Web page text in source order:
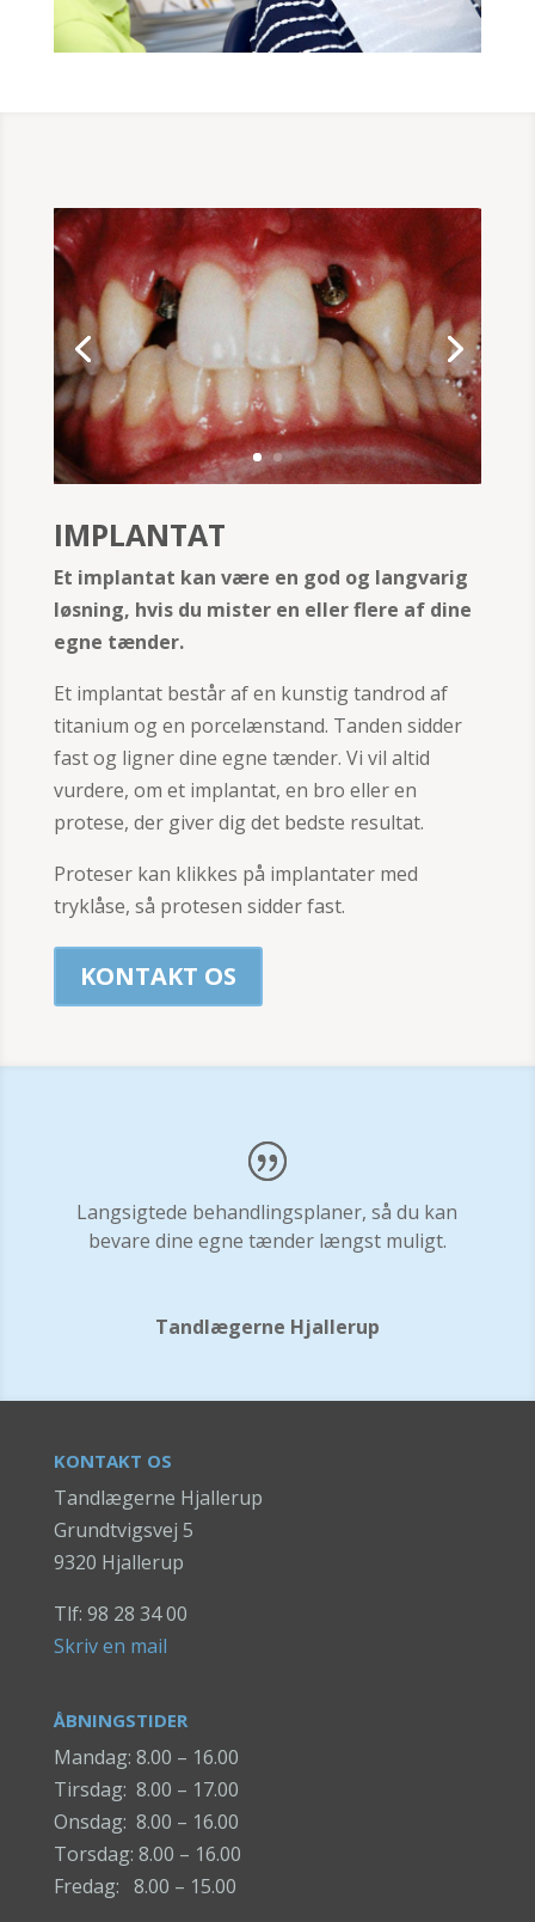
IMPLANTAT
Et implantat kan være en god og langvarig
løsning, hvis du mister en eller flere af dine
egne tænder.
Et implantat består af en kunstig tandrod af
titanium og en porcelænstand. Tanden sidder
fast og ligner dine egne tænder. Vi vil altid
vurdere, om et implantat, en bro eller en
protese, der giver dig det bedste resultat.
Proteser kan klikkes på implantater med
tryklåse, så protesen sidder fast.
KONTAKT OS
Langsigtede behandlingsplaner, så du kan
bevare dine egne tænder længst muligt.
Tandlægerne Hjallerup
KONTAKT OS
Tandlægerne Hjallerup
Grundtvigsvej 5
9320 Hjallerup
Tlf: 98 28 34 00
Skriv en mail
ÅBNINGSTIDER
Mandag: 8.00 – 16.00
Tirsdag: 8.00 – 17.00
Onsdag: 8.00 – 16.00
Torsdag: 8.00 – 16.00
Fredag: 8.00 – 15.00